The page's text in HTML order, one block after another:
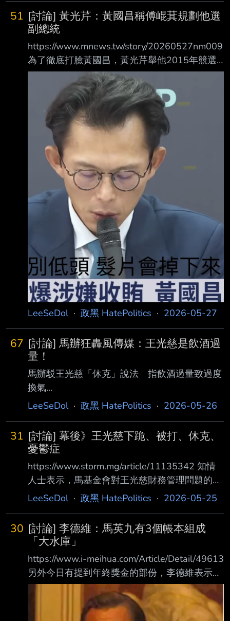
對於本次事件始末已經有充分的了解， 所有職
務與業務均不變。 心得： 政黑板你們繼續瞎起
鬨也沒差， 反正也無法引起多少的漣漪。 最多
再兩、三天有更大新聞出現， 你們就討論不動
了。 鄭麗文主席對案情已經全盤了解， 蕭旭岑
的位置不會有一絲一毫的動搖。 --
51 [討論] 黃光芹：黃國昌稱傅崐萁規劃他選
副總統
https://www.mnews.tw/story/20260527nm009
為了徹底打臉黃國昌，黃光芹舉他2015年競選
立委時的行程為例，當時天一亮就出門，每天
宮廟參拜、地方會勘，一晚連跑3場活動，一天
至少10幾個行程起跳，還嚴格要求選前把新 北
七星區全區144個里至少走過兩遍。黃光芹質
疑，當年選面積僅占新北四分之一、人口才8 %
的七星區，都用如此高強度的陸戰應戰，如今要
選整整400萬人口的新北市長，怎麼會落到 被
《鏡週刊》踢爆「陸戰甚至比柯文哲少、排不出
行程、棄守陸戰坐等藍白合」的窘境？她 在文
LeeSeDol· 政黑 HatePolitics · 2026-05-27
67 [討論] 馬辦狂轟風傳媒：王光慈是飲酒過
量！
馬辦駁王光慈「休克」說法 指飲酒過量致過度
換氣
https://www.upmedia.mg/tw/focus/politics/259
匿名消息來源，報導涉及王光慈在相關行程中的
身心狀況與互動情節，包括「下跪磕頭」、「疑
似遭暴力對待」、「休克與重度憂鬱」等說
法，發布聲明嚴正澄清，強調相關內容與事實不
符，並質疑報導有誤導外界之虞。 針對王光慈
曾在飛機上「休克」的說法，基金會表示，經內
部了解，王光慈之前早巳有數次 在台灣或大陸
宴會中因飲烈酒過量，而發生醫生診斷
LeeSeDol· 政黑 HatePolitics · 2026-05-26
31 [討論] 幕後》王光慈下跪、被打、休克、
憂鬱症
https://www.storm.mg/article/11135342 知情
人士表示，馬基金會對王光慈財務管理問題的質
疑，調查小組都已查證清楚並無不法， 而對她
2026年2月25日只與馬接觸5次，很多事都 是背
著馬私下做的相關指控，調查小組當然也在4月
底約詢王光慈詳加了解，結果調查小組 不問還
好，問了得知原委後，簡直被震驚到幾乎無言以
對；原來這位近10年來馬英九最親近 的辦公室
主任，竟然在馬英九出現健康問題，性情轉變的
近一年多來，不但得了重度憂鬱症 ，要靠藥
LeeSeDol· 政黑 HatePolitics · 2026-05-25
30 [討論] 李德維：馬英九有3個帳本組成
「大水庫」
https://www.i-meihua.com/Article/Detail/49613
另外今日有提到年終獎金的部份，李德維表示，
調查小組要查的重點是有沒有一帳兩報，若 有
這樣的情況才能說可能涉及私吞。另外也要指
出，基金會只看到自己的部分，但是被指控 人